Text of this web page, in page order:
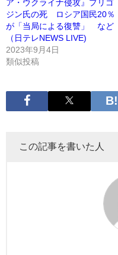
ア・ウクライナ侵攻』プリゴ
ジン氏の死 ロシア国民20％
が「当局による復讐」 など
（日テレNEWS LIVE)
2023年9月4日
類似投稿
この記事を書いた人